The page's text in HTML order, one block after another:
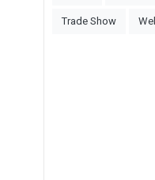
Trade Show